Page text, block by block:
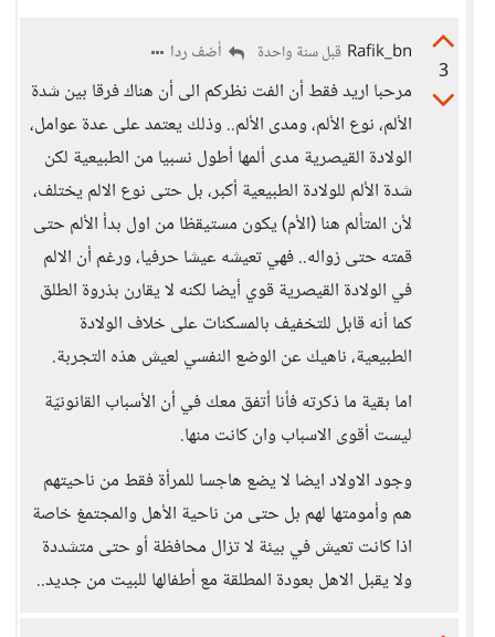
3
Rafik_bn قبل سنة واحدة أضف ردا
مرحبا اريد فقط أن الفت نظركم الى أن هناك فرقا بين شدة
الألم، نوع الألم، ومدى الألم.. وذلك يعتمد على عدة عوامل،
الولادة القيصرية مدى ألمها أطول نسبيا من الطبيعية لكن
شدة الألم للولادة الطبيعية أكبر، بل حتى نوع الالم يختلف،
لأن المتألم هنا (الأم) يكون مستيقظا من اول بدأ الألم حتى
قمته حتى زواله.. فهي تعيشه عيشا حرفيا، ورغم أن الالم
في الولادة القيصرية قوي أيضا لكنه لا يقارن بذروة الطلق
كما أنه قابل للتخفيف بالمسكنات على خلاف الولادة
الطبيعية، ناهيك عن الوضع النفسي لعيش هذه التجربة.
اما بقية ما ذكرته فأنا أتفق معك في أن الأسباب القانونيّة
ليست أقوى الاسباب وان كانت منها.
وجود الاولاد ايضا لا يضع هاجسا للمرأة فقط من ناحيتهم
هم وأمومتها لهم بل حتى من ناحية الأهل والمجتمغ خاصة
اذا كانت تعيش في بيئة لا تزال محافظة أو حتى متشددة
ولا يقبل الاهل بعودة المطلقة مع أطفالها للبيت من جديد..